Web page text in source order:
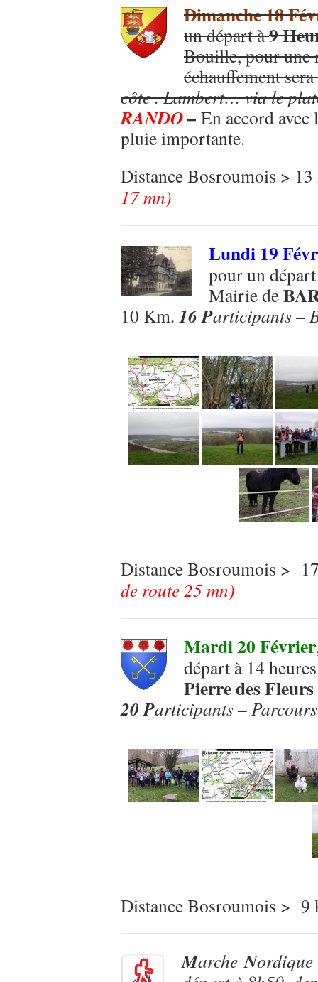
Dimanche 18
un départ à9
Bouille, pour une
échauffement
côte . Lambert… via le
RANDO– En accord avec
pluie importante.
Distance Bosroumois >
17 mn)
Lundi 19
pour un
Mairie de
10 Km. 16 Participants –
Distance Bosroumois >
de route 25 mn)
Mardi 20 Février
départ à 14
Pierre des
20 Participants –
Distance Bosroumois >
MarcheN